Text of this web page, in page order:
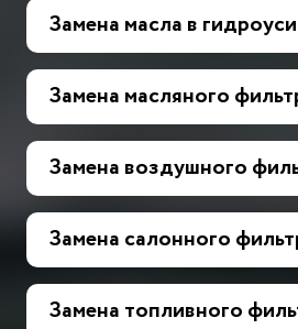
Замена масла в
Замена масляного
Замена воздушного
Замена салонного
Замена топливного